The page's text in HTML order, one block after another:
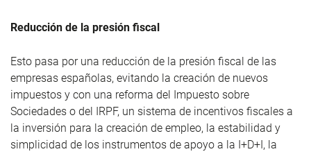
Reducción de la presión fiscal
Esto pasa por una reducción de la presión fiscal de las
empresas españolas, evitando la creación de nuevos
impuestos y con una reforma del Impuesto sobre
Sociedades o del IRPF, un sistema de incentivos fiscales a
la inversión para la creación de empleo, la estabilidad y
simplicidad de los instrumentos de apoyo a la I+D+I, la